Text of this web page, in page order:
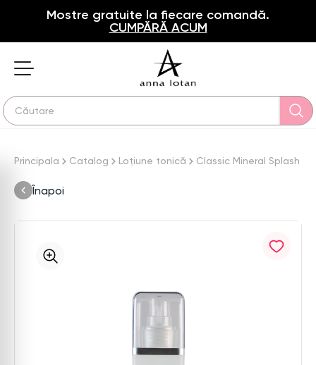
Mostre gratuite la fiecare comandă.
CUMPĂRĂ ACUM
Principala Catalog Loțiune tonică Classic Mineral Splash
Înapoi